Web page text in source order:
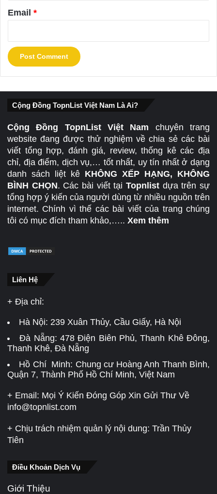
Email *
Cộng Đồng TopnList Việt Nam Là Ai?
Cộng Đồng TopnList Việt Nam chuyên trang
website đang được thử nghiệm về chia sẻ các bài
viết tổng hợp, đánh giá, review, thống kê các địa
chỉ, địa điểm, dịch vụ,… tốt nhất, uy tín nhất ở dạng
danh sách liệt kê KHÔNG XẾP HẠNG, KHÔNG
BÌNH CHỌN. Các bài viết tạiTopnlist dựa trên sự
tổng hợp ý kiến của người dùng từ nhiều nguồn trên
internet. Chính vì thế các bài viết của trang chúng
tôi có mục đích tham khảo,….. Xem thêm
Liên Hệ
+ Địa chỉ:
Hà Nội: 239 Xuân Thủy, Cầu Giấy, Hà Nội
Đà Nẵng:478 Điện Biên Phủ, Thanh Khê Đông,
Thanh Khê, Đà Nẵng
Hồ Chí Minh: Chung cư Hoàng Anh Thanh Bình,
Quận 7, Thành Phố Hồ Chí Minh, Việt Nam
+ Email: Mọi Ý Kiến Đóng Góp Xin Gửi Thư Về
info@topnlist.com
+ Chịu trách nhiệm quản lý nội dung: Trần Thủy
Tiên
Điều Khoản Dịch Vụ
Giới Thiệu